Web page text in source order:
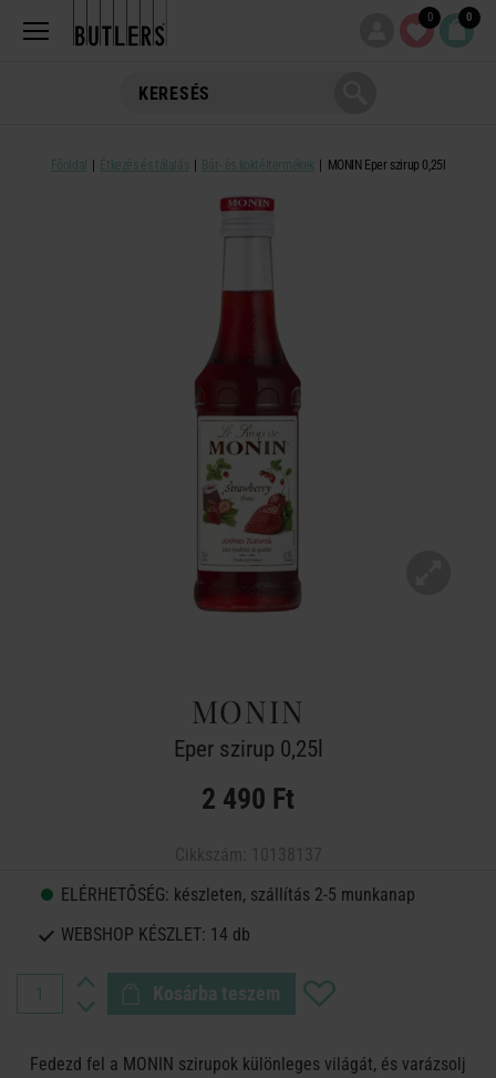
0 0
Főoldal Étkezés és tálalás Bár- és koktéltermékek MONIN Eper szirup 0,25l
MONIN
Eper szirup 0,25l
2 490 Ft
ELÉRHETŐSÉG: készleten, szállítás 2-5 munkanap
WEBSHOP KÉSZLET: 14 db
Kosárba teszem
Fedezd fel a MONIN szirupok különleges világát, és varázsolj